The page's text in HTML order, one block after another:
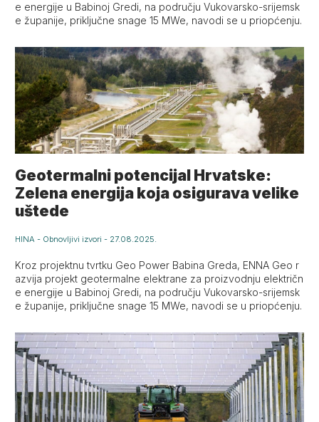
e energije u Babinoj Gredi, na području Vukovarsko-srijemsk
e županije, priključne snage 15 MWe, navodi se u priopćenju.
Geotermalni potencijal Hrvatske:
Zelena energija koja osigurava velike
uštede
HINA - Obnovljivi izvori - 27.08.2025.
Kroz projektnu tvrtku Geo Power Babina Greda, ENNA Geo r
azvija projekt geotermalne elektrane za proizvodnju električn
e energije u Babinoj Gredi, na području Vukovarsko-srijemsk
e županije, priključne snage 15 MWe, navodi se u priopćenju.